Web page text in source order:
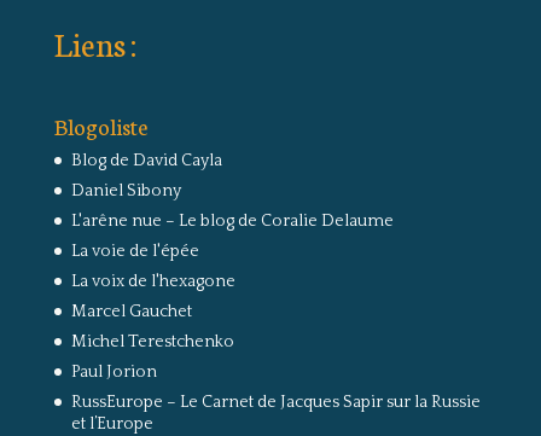
Liens :
Blogoliste
Blog de David Cayla
Daniel Sibony
L'arêne nue – Le blog de Coralie Delaume
La voie de l'épée
La voix de l'hexagone
Marcel Gauchet
Michel Terestchenko
Paul Jorion
RussEurope – Le Carnet de Jacques Sapir sur la Russie
et l’Europe